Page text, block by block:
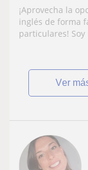
¡Aprovecha la
inglés de forma
particulares! Soy
ver